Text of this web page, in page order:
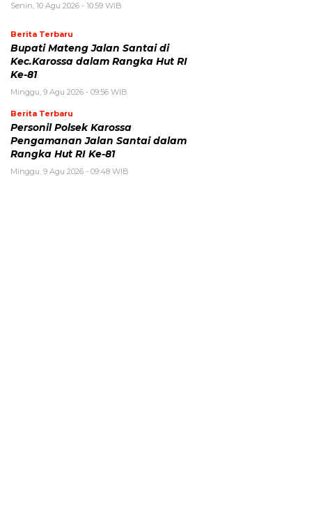
Senin, 10 Agu 2026 - 10:59 WIB
Berita Terbaru
Bupati Mateng Jalan Santai di
Kec.Karossa dalam Rangka Hut RI
Ke-81
Minggu, 9 Agu 2026 - 09:56 WIB
Berita Terbaru
Personil Polsek Karossa
Pengamanan Jalan Santai dalam
Rangka Hut RI Ke-81
Minggu, 9 Agu 2026 - 09:48 WIB